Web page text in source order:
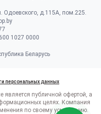
Одоевского, д.115А, пом.225.
1027 0000
Беларусь
персональных данных
является публичной офертой, а
целях. Компания
по своему усмотрению.